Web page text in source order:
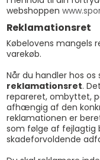
webshoppen
Reklamationsret
Købelovens mangels
varekøb.
Når du handler hos
reklamationsret.
repareret, ombyttet,
afhængig af den
reklamationen er
som følge af fejlagtig
skadeforvoldende